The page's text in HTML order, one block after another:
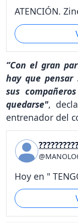
ATENCIÓN.
“Con el gran
hay que
sus
quedarse",
entrenador del
Hoy en "